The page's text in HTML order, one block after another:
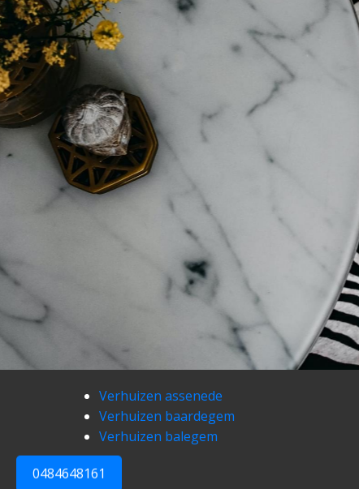
0484648161
Verhuizen assenede
Verhuizen baardegem
Verhuizen balegem